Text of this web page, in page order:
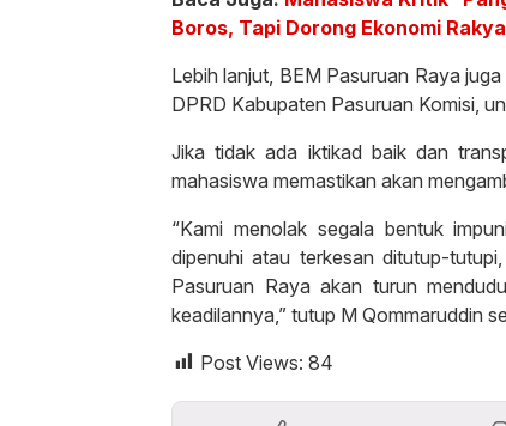
Boros, Tapi Dorong Ekonomi
Lebih lanjut, BEM Pasuruan Raya
DPRD Kabupaten Pasuruan Komisi,
Jika tidak ada iktikad baik dan
mahasiswa memastikan akan
“Kami menolak segala bentuk
dipenuhi atau terkesan ditutup-
Pasuruan Raya akan turun
keadilannya,” tutup M Qommaruddin
Post Views: 84